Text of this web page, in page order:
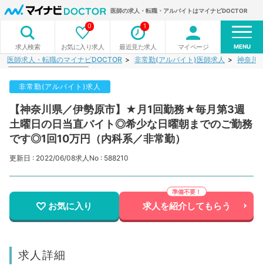
医師の求人・転職・アルバイトはマイナビDOCTOR
求人検索 お気に入り求人
0
最近見た求人
1
マイページ MENU
医師求人・転職のマイナビDOCTOR 非常勤(アルバイト)医師求人 神奈川
非常勤(アルバイト)求人
【神奈川県／伊勢原市】★月1回勤務★毎月第3週
土曜日の日当直バイト◎希少な日曜朝までのご勤務
です◎1回10万円（内科系／非常勤）
更新日 : 2022/06/08求人No : 588210
お気に入り 求人を紹介してもらう
求人詳細